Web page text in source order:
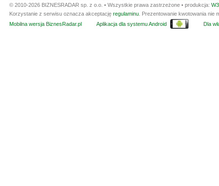
© 2010-2026 BIZNESRADAR sp. z o.o. • Wszystkie prawa zastrzeżone • produkcja:
Korzystanie z serwisu oznacza akceptację regulaminu . Prezentowanie kwotowania
Mobilna wersja BiznesRadar.pl
Aplikacja dla systemu Android Dla